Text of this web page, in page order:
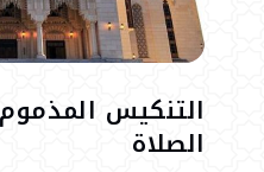
التنكيس
الصلاة